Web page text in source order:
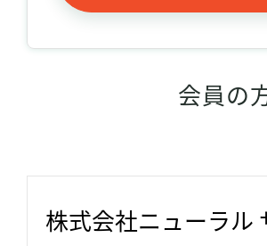
会員の
株式会社ニューラル